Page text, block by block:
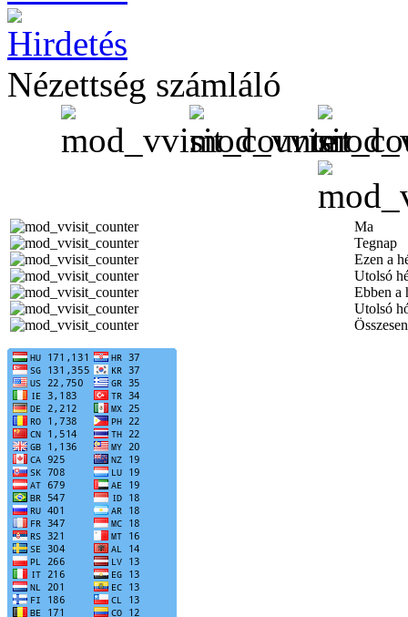
Nézettség számláló
Ma
Tegnap
Ezen a
Utolsó
Ebben a
Utolsó
Összesen